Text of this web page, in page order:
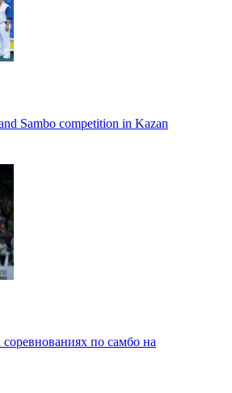
Sambo competition in Kazan
по самбо на